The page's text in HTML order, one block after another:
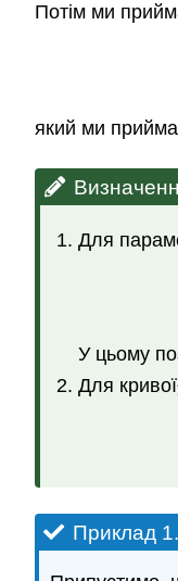
Потім ми
який ми
Для
У цьому
Для кривої
Приклад